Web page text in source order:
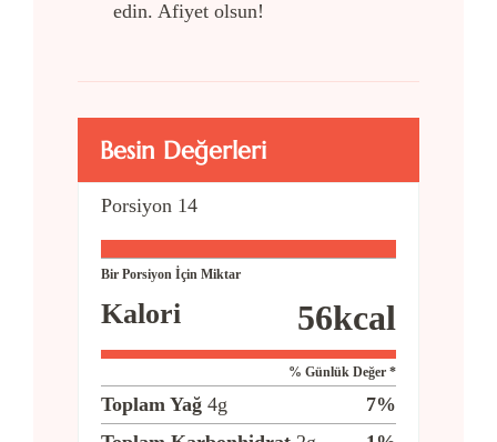
edin. Afiyet olsun!
Besin Değerleri
Porsiyon 14
Bir Porsiyon İçin Miktar
Kalori 56kcal
% Günlük Değer *
Toplam Yağ 4g 7%